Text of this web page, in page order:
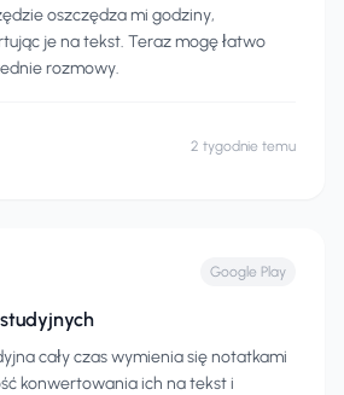
oszczędza mi godziny,
je na tekst. Teraz mogę łatwo
rozmowy.
2 tygodnie temu
Google Play
cały czas wymienia się notatkami
konwertowania ich na tekst i